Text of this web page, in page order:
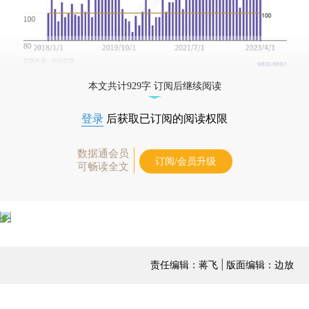
本文共计929字 订阅后继续阅读
登录 后获取已订阅的阅读权限
数据通会员
可畅读全文
订阅/会员升级
责任编辑：蒋飞 | 版面编辑：边放